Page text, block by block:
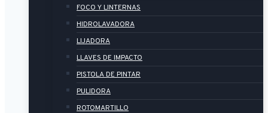
FOCO Y LINTERNAS
HIDROLAVADORA
LIJADORA
LLAVES DE IMPACTO
PISTOLA DE PINTAR
PULIDORA
ROTOMARTILLO